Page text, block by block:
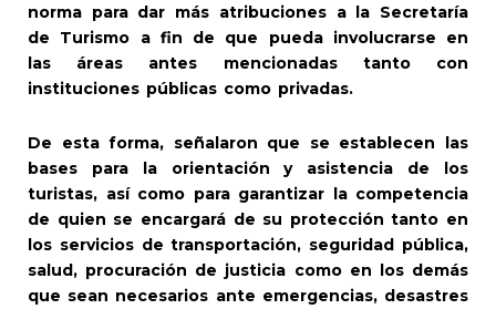
norma para dar más atribuciones a la Secretaría
de Turismo a fin de que pueda involucrarse en
las áreas antes mencionadas tanto con
instituciones públicas como privadas.
De esta forma, señalaron que se establecen las
bases para la orientación y asistencia de los
turistas, así como para garantizar la competencia
de quien se encargará de su protección tanto en
los servicios de transportación, seguridad pública,
salud, procuración de justicia como en los demás
que sean necesarios ante emergencias, desastres